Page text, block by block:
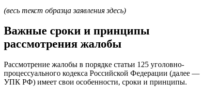
(весь текст образца заявления здесь)
Важные сроки и принципы
рассмотрения жалобы
Рассмотрение жалобы в порядке статьи 125 уголовно-
процессуального кодекса Российской Федерации (далее —
УПК РФ) имеет свои особенности, сроки и принципы.